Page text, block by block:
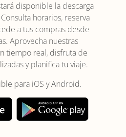
disponible la descarga
horarios, reserva
a tus compras desde
Aprovecha nuestras
tiempo real, disfruta de
y planifica tu viaje.
para iOS y Android.